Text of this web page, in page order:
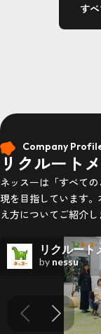
す
Company
リクルート
ネッスーは「すべて
現を目指しています
え方についてご紹介し